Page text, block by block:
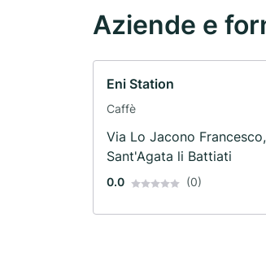
Aziende e
Eni Station
Caffè
Via Lo Jacono
Sant'Agata li Battiati
0.0 (0)